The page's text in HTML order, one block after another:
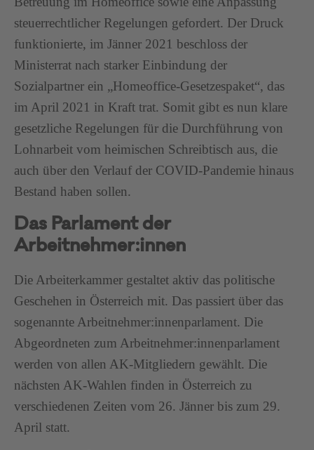
steuerrechtlicher Regelungen gefordert. Der Druck
funktionierte, im Jänner 2021 beschloss der
Ministerrat nach starker Einbindung der
Sozialpartner ein „Homeoffice-Gesetzespaket“, das
im April 2021 in Kraft trat. Somit gibt es nun klare
gesetzliche Regelungen für die Durchführung von
Lohnarbeit vom heimischen Schreibtisch aus, die
auch über den Verlauf der COVID-Pandemie hinaus
Bestand haben sollen.
Das Parlament der
Arbeitnehmer:innen
Die Arbeiterkammer gestaltet aktiv das politische
Geschehen in Österreich mit. Das passiert über das
sogenannte Arbeitnehmer:innenparlament. Die
Abgeordneten zum Arbeitnehmer:innenparlament
werden von allen AK-Mitgliedern gewählt. Die
nächsten AK-Wahlen finden in Österreich zu
verschiedenen Zeiten vom 26. Jänner bis zum 29.
April statt.